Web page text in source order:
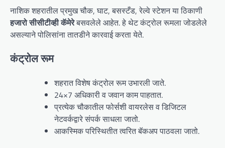
नाशिक शहरातील प्रमुख चौक, घाट, बसस्टँड, रेल्वे स्टेशन या ठिकाणी
हजारो सीसीटीव्ही कॅमेरेबसवलेले आहेत. हे थेट कंट्रोल रूमला जोडलेले
असल्याने पोलिसांना तातडीने कारवाई करता येते.
कंट्रोल रूम
शहरात विशेष कंट्रोल रूम उभारली जाते.
24×7 अधिकारी व जवान काम पाहतात.
प्रत्येक चौकातील फोर्सशी वायरलेस व डिजिटल
नेटवर्कद्वारे संपर्क साधला जातो.
आकस्मिक परिस्थितीत त्वरित बॅकअप पाठवला जातो.